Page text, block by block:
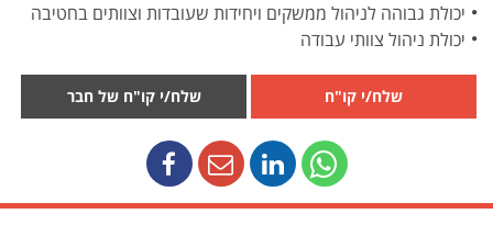
יכולת גבוהה לניהול ממשקים ויחידות שעובדות וצוותים בחטיבה
יכולת ניהול צוותי עבודה
שלח/י קו"ח שלח/י קו"ח של חבר